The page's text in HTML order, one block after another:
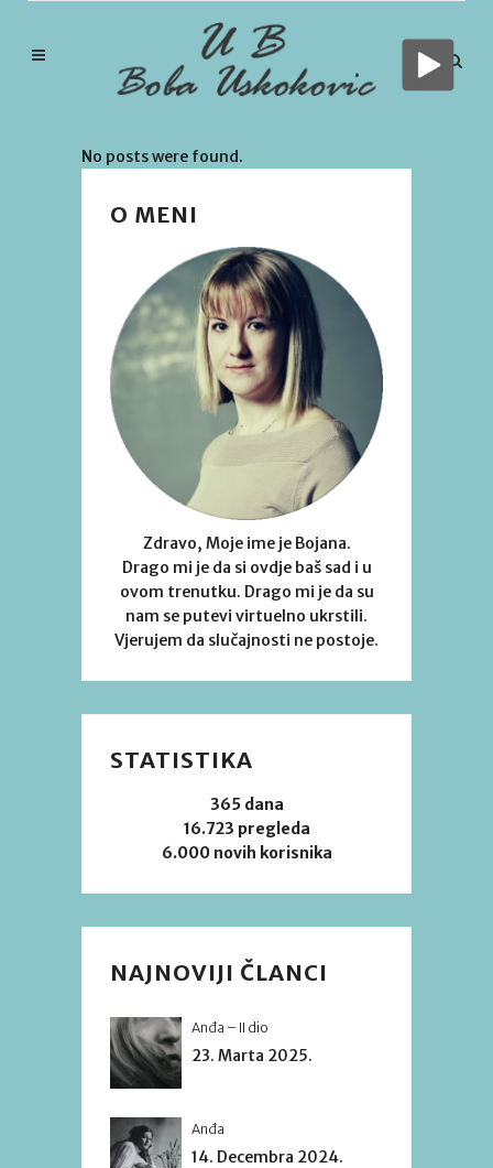
No posts were found.
O MENI
Zdravo, Moje ime je Bojana.
Drago mi je da si ovdje baš sad i u
ovom trenutku. Drago mi je da su
nam se putevi virtuelno ukrstili.
Vjerujem da slučajnosti ne postoje.
STATISTIKA
365 dana
16.723 pregleda
6.000 novih korisnika
NAJNOVIJI ČLANCI
Anđa – II dio
23. Marta 2025.
Anđa
14. Decembra 2024.